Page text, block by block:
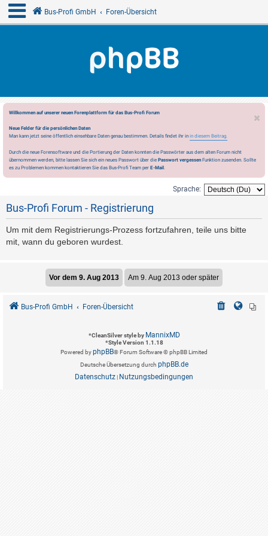
Bus-Profi GmbH Foren-Übersicht
Willkommen auf unserer neuen Forenplattform für das Bus-Profi Forum
Neue Felder für die persönlichen Daten
Man kann jetzt seine öffentlich einsehbare Daten genau bestimmen. Details findet ihr in in diesem Beitrag.
Durch die neue Forensoftware und die Portierung der Daten konnten die Passwörter aus dem alten Forum nicht
übernommen werden, bitte lassen Sie sich ein neues Passwort über die Passwort vergessen Funktion zusenden. Sollte
es zu Problemen kommen kontaktieren Sie das Bus-Profi Team per E-Mail.
Sprache:
Bus-Profi Forum - Registrierung
Um mit dem Registrierungs-Prozess fortzufahren, teile uns bitte
mit, wann du geboren wurdest.
Bus-Profi GmbH Foren-Übersicht
*CleanSilver style by MannixMD
*Style Version 1.1.18
Powered byphpBB® Forum Software © phpBB Limited
Deutsche Übersetzung durch phpBB.de
Datenschutz | Nutzungsbedingungen